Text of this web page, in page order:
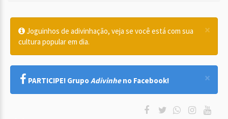
×
Joguinhos de adivinhação, veja se você está com sua
cultura popular em dia.
×
PARTICIPE! GrupoAdivinheno Facebook!